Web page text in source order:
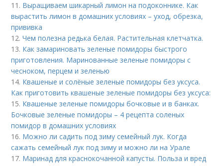
11. Выращиваем шикарный лимон на подоконнике. Как
вырастить лимон в домашних условиях – уход, обрезка,
прививка
12.Чем полезна редька белая. Растительная клетчатка.
13. Как замариновать зеленые помидоры быстрого
приготовления. Маринованные зеленые помидоры с
чесноком, перцем и зеленью
14. Квашеные и солёные зеленые помидоры без уксуса.
Как приготовить квашеные зеленые помидоры без уксуса:
15. Квашеные зеленые помидоры бочковые и в банках.
Бочковые зеленые помидоры – 4 рецепта соленых
помидор в домашних условиях
16. Можно ли садить под зиму семейный лук. Когда
сажать семейный лук под зиму и можно ли на Урале
17. Маринад для краснокочанной капусты. Польза и вред